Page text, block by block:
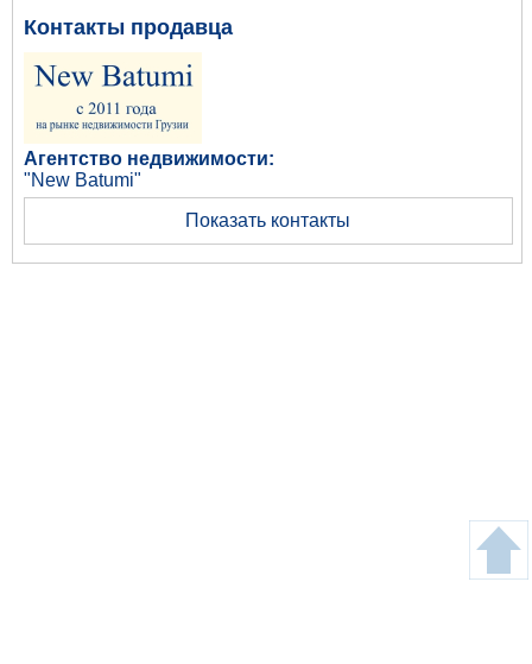
Контакты продавца
Агентство недвижимости:
"New Batumi"
Показать контакты